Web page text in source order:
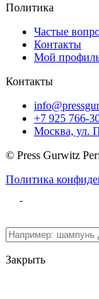
Политика
Частые
Контакты
Мой
Контакты
+7 925 766-
Москва, ул.
© Press Gurwitz
Политика
Закрыть